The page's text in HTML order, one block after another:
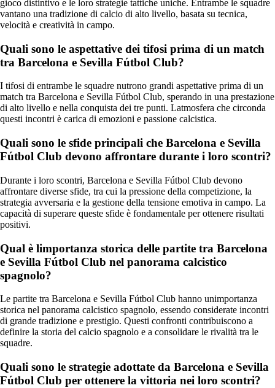
gioco distintivo e le loro strategie tattiche uniche. Entrambe le squadre
vantano una tradizione di calcio di alto livello, basata su tecnica,
velocità e creatività in campo.
Quali sono le aspettative dei tifosi prima di un match
tra Barcelona e Sevilla Fútbol Club?
I tifosi di entrambe le squadre nutrono grandi aspettative prima di un
match tra Barcelona e Sevilla Fútbol Club, sperando in una prestazione
di alto livello e nella conquista dei tre punti. Latmosfera che circonda
questi incontri è carica di emozioni e passione calcistica.
Quali sono le sfide principali che Barcelona e Sevilla
Fútbol Club devono affrontare durante i loro scontri?
Durante i loro scontri, Barcelona e Sevilla Fútbol Club devono
affrontare diverse sfide, tra cui la pressione della competizione, la
strategia avversaria e la gestione della tensione emotiva in campo. La
capacità di superare queste sfide è fondamentale per ottenere risultati
positivi.
Qual è limportanza storica delle partite tra Barcelona
e Sevilla Fútbol Club nel panorama calcistico
spagnolo?
Le partite tra Barcelona e Sevilla Fútbol Club hanno unimportanza
storica nel panorama calcistico spagnolo, essendo considerate incontri
di grande tradizione e prestigio. Questi confronti contribuiscono a
definire la storia del calcio spagnolo e a consolidare le rivalità tra le
squadre.
Quali sono le strategie adottate da Barcelona e Sevilla
Fútbol Club per ottenere la vittoria nei loro scontri?